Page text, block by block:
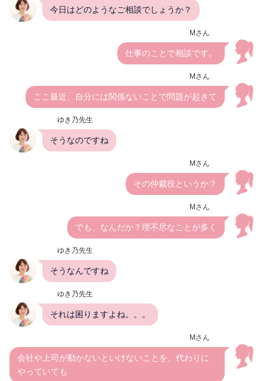
今日はどのようなご相談でしょうか？
Mさん
仕事のことで相談です。
Mさん
ここ最近、自分には関係ないことで問題が起きて
ゆき乃先生
そうなのですね
Mさん
その仲裁役というか？
Mさん
でも、なんだか？理不尽なことが多く
ゆき乃先生
そうなんですね
ゆき乃先生
それは困りますよね。。。
Mさん
会社や上司が動かないといけないことを、代わりに
やっていても